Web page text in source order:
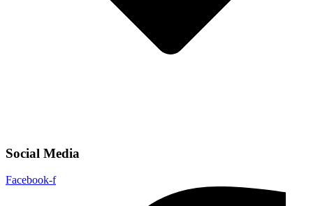
Social Media
Facebook-f